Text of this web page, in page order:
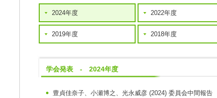
2024年度 2022年度
2019年度 2018年度
学会発表 - 2024年度
豊貞佳奈子、小瀬博之、光永威彦 (2024) 委員会中間報告